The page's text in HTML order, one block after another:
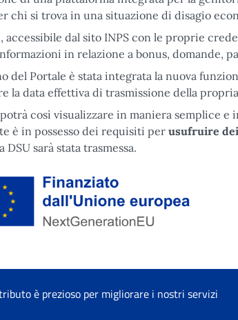
chi si trova in una situazione di disagio
accessibile dal sito INPS con le proprie
in relazione a bonus, domande,
del Portale è stata integrata la nuova
la data effettiva di trasmissione della
potrà così visualizzare in maniera semplice
è in possesso dei requisiti per usufruire dei
DSU sarà stata trasmessa.
dall'Unione Europea tramite Next Generation EU
è prezioso per migliorare i nostri servizi